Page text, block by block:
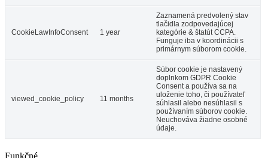
CookieLawInfoConsent 1 year
Zaznamená predvolený stav
tlačidla zodpovedajúcej
kategórie & štatút CCPA.
Funguje iba v koordinácii s
primárnym súborom cookie.
viewed_cookie_policy 11 months
Súbor cookie je nastavený
doplnkom GDPR Cookie
Consent a používa sa na
uloženie toho, či používateľ
súhlasil alebo nesúhlasil s
používaním súborov cookie.
Neuchováva žiadne osobné
údaje.
Funkčné